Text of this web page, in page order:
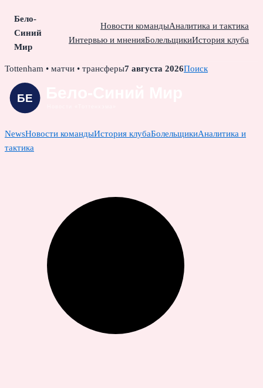
Бело-
Синий
Мир
Новости командыАналитика и тактика
Интервью и мненияБолельщикиИстория клуба
Skip
content
Tottenham • матчи • трансферы7 августа 2026Поиск
NewsНовости командыИстория клубаБолельщикиАналитика и
тактика